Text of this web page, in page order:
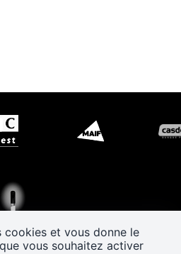
cookies et vous donne le
vous souhaitez activer